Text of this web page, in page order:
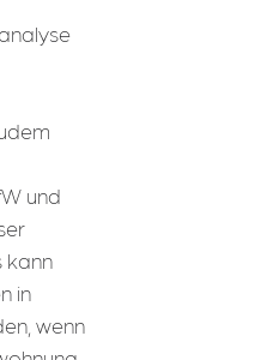
und
kann
in
wenn